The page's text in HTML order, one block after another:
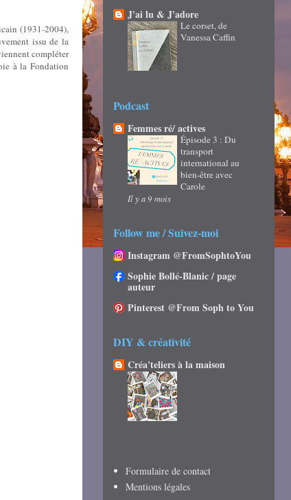
(1931-2004),
issu de la
compléter
à la Fondation
J'ai lu & J'adore
Le corset, de
Vanessa Caffin
Podcast
Femmes ré/ actives
Épisode 3 : Du
transport
international au
bien-être avec
Carole
Il y a 9 mois
Follow me / Suivez-moi
Instagram @FromSophtoYou
Sophie Bollé-Blanic / page
auteur
Pinterest @From Soph to You
DIY & créativité
Créa'teliers à la maison
Formulaire de contact
Mentions légales